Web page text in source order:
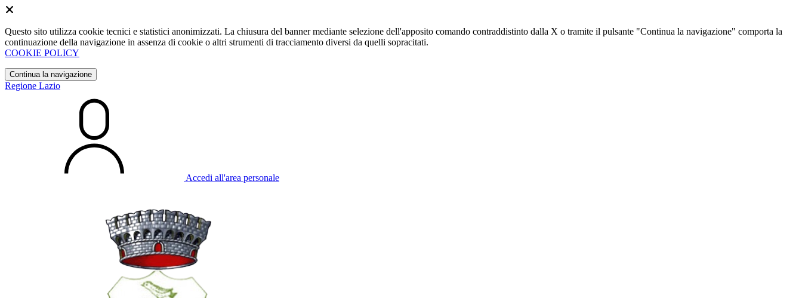
Questo sito utilizza cookie tecnici e statistici anonimizzati. La chiusura del banner mediante selezione dell'apposito comando contraddistinto dalla X o tramite il pulsante "Continua la navigazione" comporta la
continuazione della navigazione in assenza di cookie o altri strumenti di tracciamento diversi da quelli sopracitati.
COOKIE POLICY
Continua la navigazione
Regione Lazio
Accedi all'area personale